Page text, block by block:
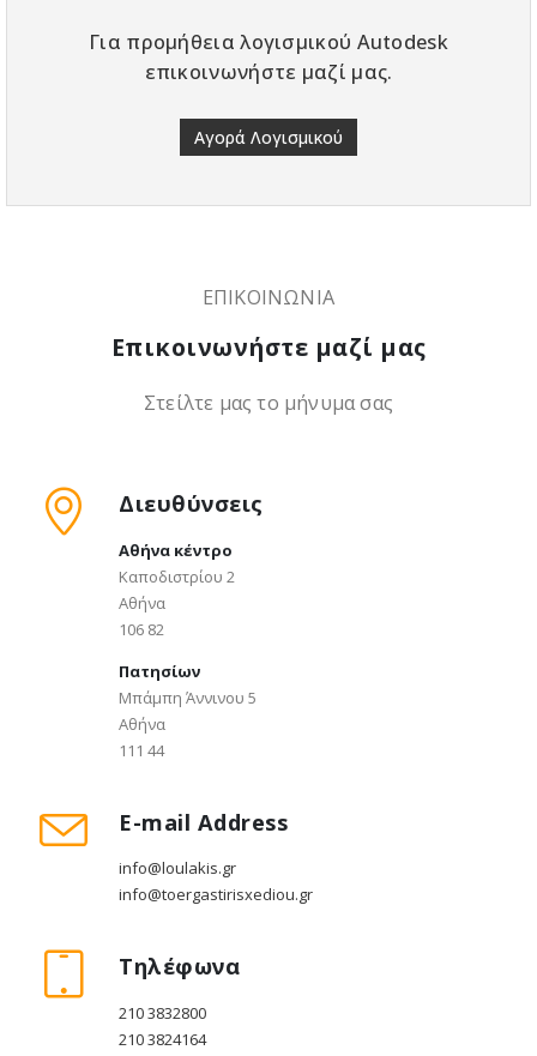
Για προμήθεια λογισμικού Autodesk
επικοινωνήστε μαζί μας.
Αγορά Λογισμικού
ΕΠΙΚΟΙΝΩΝΙΑ
Επικοινωνήστε μαζί μας
Στείλτε μας το μήνυμα σας
Διευθύνσεις
Αθήνα κέντρο
Καποδιστρίου 2
Αθήνα
106 82
Πατησίων
Μπάμπη Άννινου 5
Αθήνα
111 44
E-mail Address
info@loulakis.gr
info@toergastirisxediou.gr
Τηλέφωνα
210 3832800
210 3824164